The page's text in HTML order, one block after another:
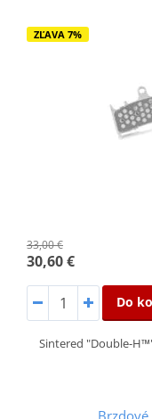
ZĽAVA 7%
33,00 €
30,60 €
Do
Sintered "Double-
Brzdové